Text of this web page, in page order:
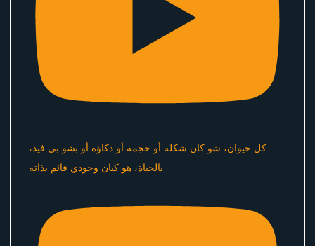
كل حيوان، شو كان شكله أو حجمه أو ذكاؤه أو بشو بي فيد،
بالحياة، هو كيان وجودي قائم بذاته